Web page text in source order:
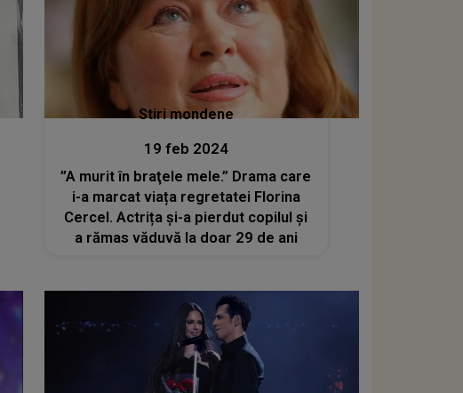
Stiri mondene
19 feb 2024
”A murit în braţele mele.” Drama care
i-a marcat viața regretatei Florina
Cercel. Actrița și-a pierdut copilul și
a rămas văduvă la doar 29 de ani